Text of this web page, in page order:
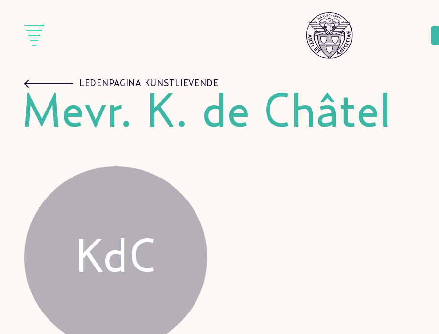
LEDENPAGINA KUNSTLIEVENDE
Mevr. K. de Châtel
KdC